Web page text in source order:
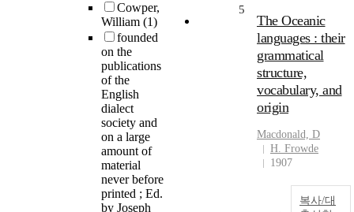
Cowper,
William (1)
founded
on the
publications
of the
English
dialect
society and
on a large
amount of
material
never before
printed ; Ed.
by Joseph
5
The Oceanic
languages : their
grammatical
structure,
vocabulary, and
origin
Macdonald, D
H. Frowde
1907
복사/대